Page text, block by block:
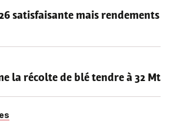
satisfaisante mais rendements
la récolte de blé tendre à 32 Mt